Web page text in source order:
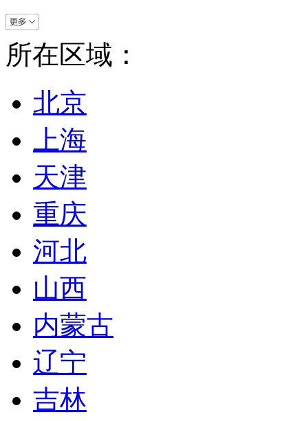
所在区域：
北京
上海
天津
重庆
河北
山西
内蒙古
辽宁
吉林